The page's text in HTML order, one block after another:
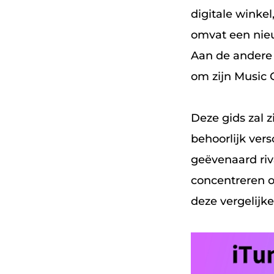
digitale
omvat een
Aan de
om zijn Music
Deze gids zal
behoorlijk
geëvenaard
concentreren
deze